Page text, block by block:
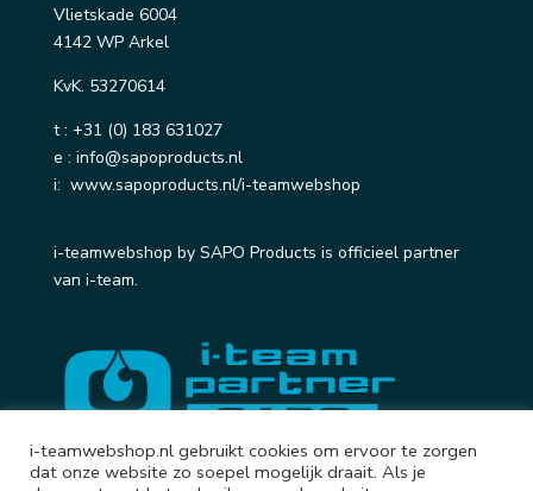
Vlietskade 6004
4142 WP Arkel
KvK. 53270614
t : +31 (0) 183 631027
e : info@sapoproducts.nl
i: www.sapoproducts.nl/i-teamwebshop
i-teamwebshop by SAPO Products is officieel partner
van i-team.
i-teamwebshop.nl gebruikt cookies om ervoor te zorgen
dat onze website zo soepel mogelijk draait. Als je